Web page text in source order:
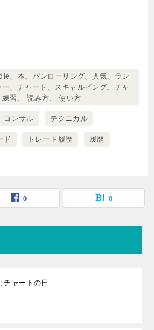
、本、パンローリング、人気、ラン
、チャート、スキャルピング、チャ
習、 読み方、 使い方
コンサル テクニカル
ド トレード履歴 履歴
0 0
チャートの日